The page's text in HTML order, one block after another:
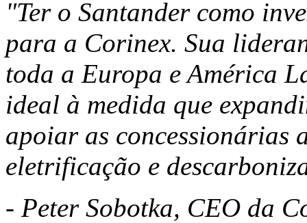
"Ter o Santander como
para a Corinex. Sua
toda a Europa e América
ideal à medida que
apoiar as concessionárias
eletrificação e
- Peter Sobotka, CEO da